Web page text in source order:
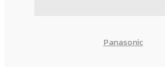
Panasonic